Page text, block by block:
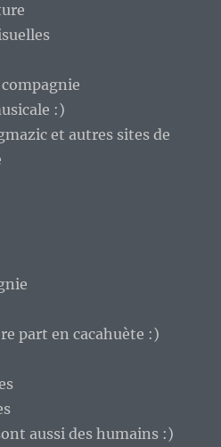
:)
et autres sites de
part en cacahuète :)
aussi des humains :)